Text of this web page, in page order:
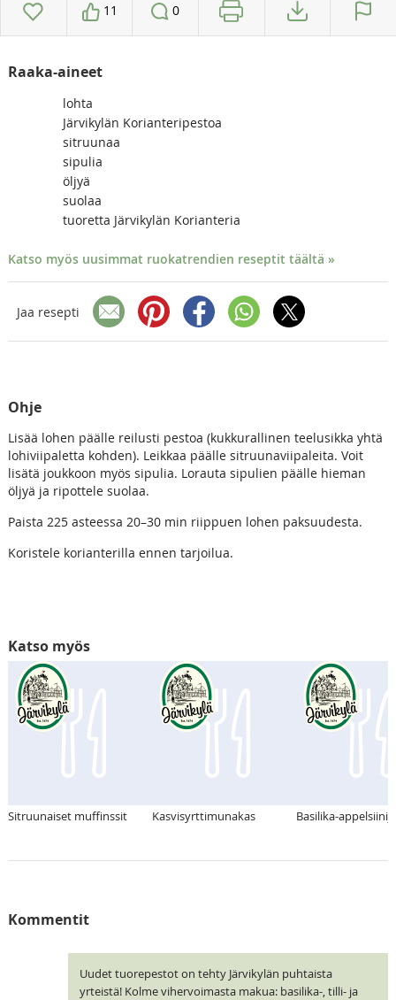
11 0
Raaka-aineet
lohta
Järvikylän Korianteripestoa
sitruunaa
sipulia
öljyä
suolaa
tuoretta Järvikylän Korianteria
Katso myös uusimmat ruokatrendien reseptit täältä »
Jaa resepti
Ohje
Lisää lohen päälle reilusti pestoa (kukkurallinen teelusikka yhtä
lohiviipaletta kohden). Leikkaa päälle sitruunaviipaleita. Voit
lisätä joukkoon myös sipulia. Lorauta sipulien päälle hieman
öljyä ja ripottele suolaa.
Paista 225 asteessa 20–30 min riippuen lohen paksuudesta.
Koristele korianterilla ennen tarjoilua.
Katso myös
Sitruunaiset muffinssit Kasvisyrttimunakas Basilika-
Kommentit
Uudet tuorepestot on tehty Järvikylän puhtaista
yrteistä! Kolme vihervoimasta makua: basilika-, tilli- ja